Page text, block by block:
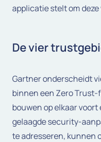
applicatie stelt om
De vier
Gartner onderscheidt
binnen een Zero Trust-
bouwen op elkaar
gelaagde security-
te adresseren, kunnen